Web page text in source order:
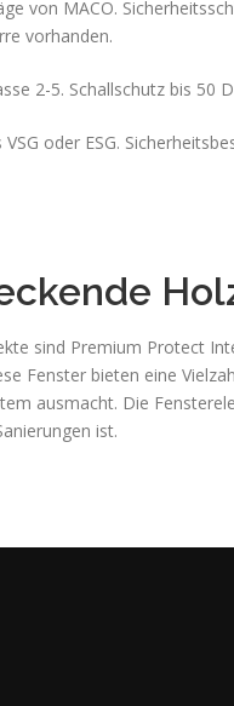
von MACO.
vorhanden.
2-5. Schallschutz bis 50
oder ESG.
sind Premium Protect
Fenster bieten eine
ausmacht. Die
ist.